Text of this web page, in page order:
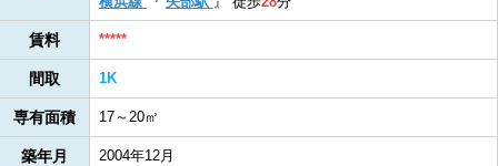
賃料 *****
間取 1K
専有面積 17～20㎡
築年月 2004年12月